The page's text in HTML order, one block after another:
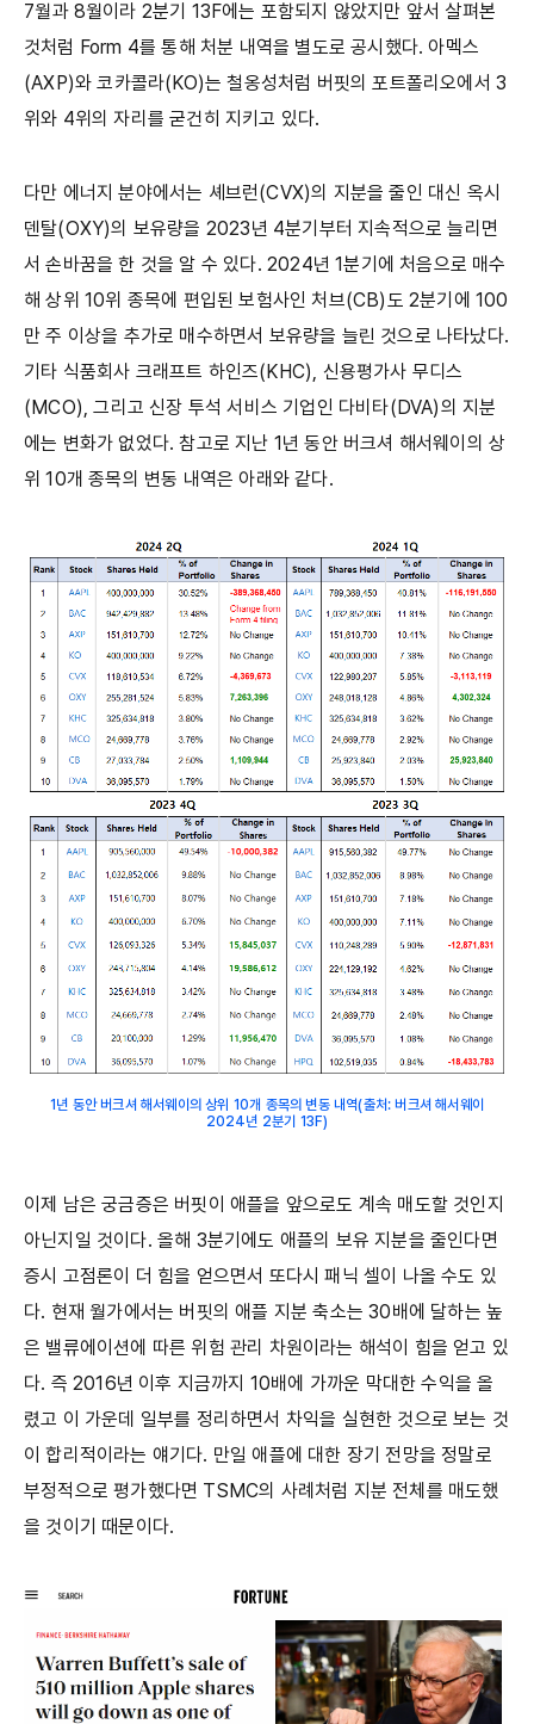
7월과 8월이라 2분기 13F에는 포함되지 않았지만 앞서 살펴본
것처럼 Form 4를 통해 처분 내역을 별도로 공시했다. 아멕스
(AXP)와 코카콜라(KO)는 철옹성처럼 버핏의 포트폴리오에서 3
위와 4위의 자리를 굳건히 지키고 있다.
다만 에너지 분야에서는 셰브런(CVX)의 지분을 줄인 대신 옥시
덴탈(OXY)의 보유량을 2023년 4분기부터 지속적으로 늘리면
서 손바꿈을 한 것을 알 수 있다. 2024년 1분기에 처음으로 매수
해 상위 10위 종목에 편입된 보험사인 처브(CB)도 2분기에 100
만 주 이상을 추가로 매수하면서 보유량을 늘린 것으로 나타났다.
기타 식품회사 크래프트 하인즈(KHC), 신용평가사 무디스
(MCO), 그리고 신장 투석 서비스 기업인 다비타(DVA)의 지분
에는 변화가 없었다. 참고로 지난 1년 동안 버크셔 해서웨이의 상
위 10개 종목의 변동 내역은 아래와 같다.
1년 동안 버크셔 해서웨이의 상위 10개 종목의 변동 내역(출처: 버크셔 해서웨이
2024년 2분기 13F)
이제 남은 궁금증은 버핏이 애플을 앞으로도 계속 매도할 것인지
아닌지일 것이다. 올해 3분기에도 애플의 보유 지분을 줄인다면
증시 고점론이 더 힘을 얻으면서 또다시 패닉 셀이 나올 수도 있
다. 현재 월가에서는 버핏의 애플 지분 축소는 30배에 달하는 높
은 밸류에이션에 따른 위험 관리 차원이라는 해석이 힘을 얻고 있
다. 즉 2016년 이후 지금까지 10배에 가까운 막대한 수익을 올
렸고 이 가운데 일부를 정리하면서 차익을 실현한 것으로 보는 것
이 합리적이라는 얘기다. 만일 애플에 대한 장기 전망을 정말로
부정적으로 평가했다면 TSMC의 사례처럼 지분 전체를 매도했
을 것이기 때문이다.